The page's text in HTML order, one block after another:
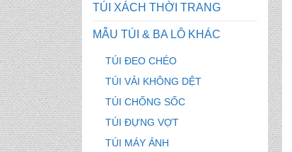
TÚI XÁCH THỜI TRANG
MẪU TÚI & BA LÔ KHÁC
TÚI ĐEO CHÉO
TÚI VẢI KHÔNG DỆT
TÚI CHỐNG SỐC
TÚI ĐỰNG VỢT
TÚI MÁY ẢNH